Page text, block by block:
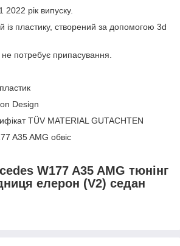
рік випуску.
із пластику, створений за допомогою 3d
не потребує припасування.
Design
TÜV MATERIAL GUTACHTEN
A35 AMG обвіс
W177 A35 AMG тюнінг
елерон (V2) седан